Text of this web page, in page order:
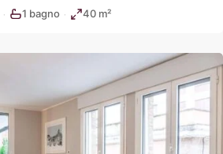
· 1 bagno · 40 m²